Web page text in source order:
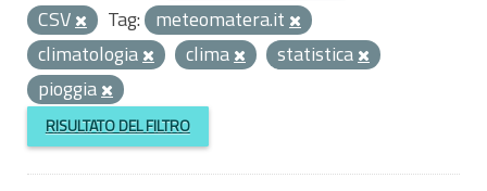
CSV
Tag: meteomatera.it
climatologia
clima
statistica
pioggia
RISULTATO DEL FILTRO